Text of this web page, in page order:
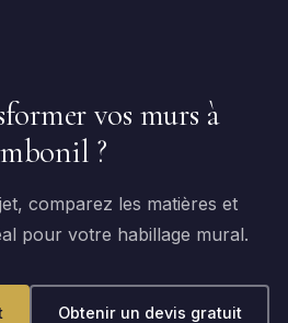
vos murs à
?
comparez les matières et
pour votre habillage mural.
Obtenir un devis gratuit